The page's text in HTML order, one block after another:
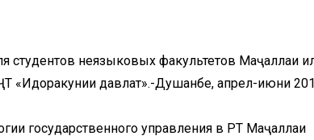
студентов неязыковых факультетов Маҷаллаи
«Идоракунии давлатӣ».-Душанбе, апрел-июни
государственного управления в РТ Маҷаллаи